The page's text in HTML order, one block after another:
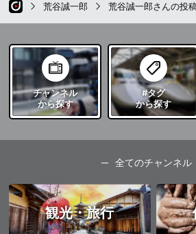
荒谷誠一郎 荒谷誠一郎さんの投
チャンネル
から探す
#タグ
から探す
全てのチャンネル
観光・旅行